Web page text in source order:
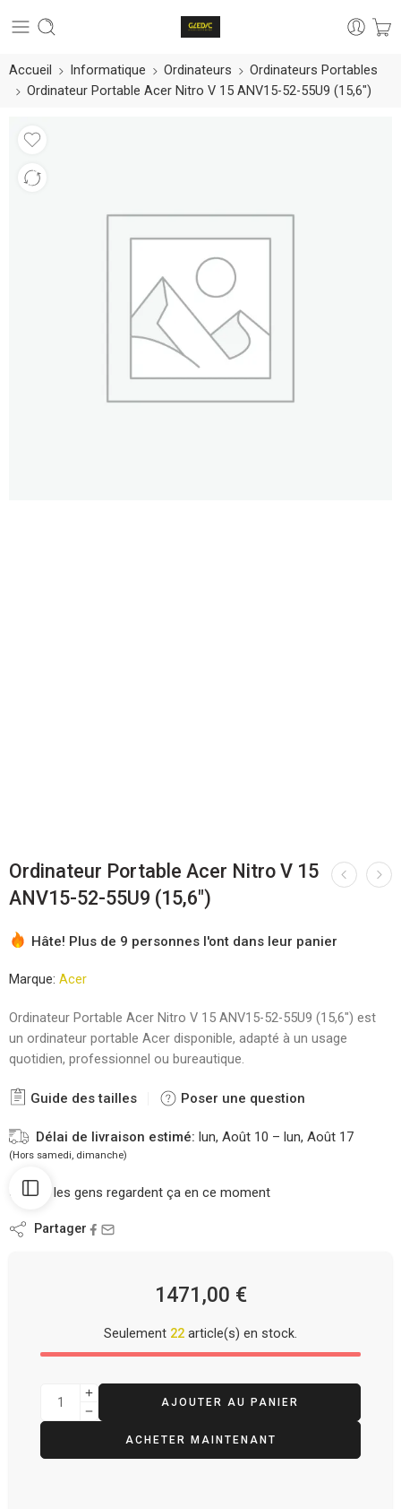
Accueil Informatique Ordinateurs
Ordinateurs Portables
Ordinateur Portable Acer Nitro V 15 ANV15-52-55U9 (15,6″)
Ordinateur Portable Acer Nitro V 15
ANV15-52-55U9 (15,6″)
Hâte! Plus de 9 personnes l'ont dans leur panier
Marque: Acer
Ordinateur Portable Acer Nitro V 15 ANV15-52-55U9 (15,6″) est
un ordinateur portable Acer disponible, adapté à un usage
quotidien, professionnel ou bureautique.
Guide des tailles Poser une question
Délai de livraison estimé: lun, Août 10 – lun, Août 17
(Hors samedi, dimanche)
14 les gens regardent ça en ce moment
Partager
1471,00 €
Seulement 22 article(s) en stock.
AJOUTER AU PANIER
ACHETER MAINTENANT